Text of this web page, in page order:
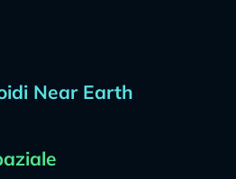
Near Earth